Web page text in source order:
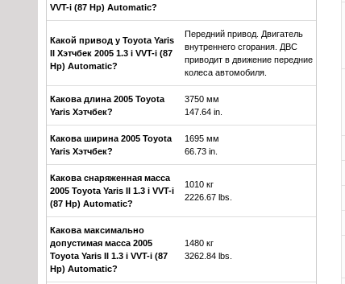
VVT-i (87 Hp) Automatic?
Какой привод у Toyota Yaris
II Хэтчбек 2005 1.3 i VVT-i (87
Hp) Automatic?
Передний привод. Двигатель
внутреннего сгорания. ДВС
приводит в движение передние
колеса автомобиля.
Какова длина 2005 Toyota
Yaris Хэтчбек?
3750 мм
147.64 in.
Какова ширина 2005 Toyota
Yaris Хэтчбек?
1695 мм
66.73 in.
Какова снаряженная масса
2005 Toyota Yaris II 1.3 i VVT-i
(87 Hp) Automatic?
1010 кг
2226.67 lbs.
Какова максимально
допустимая масса 2005
Toyota Yaris II 1.3 i VVT-i (87
Hp) Automatic?
1480 кг
3262.84 lbs.